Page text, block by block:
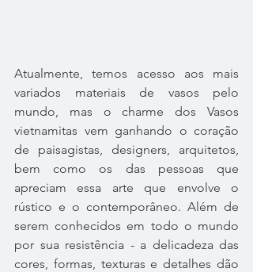
Atualmente, temos acesso aos mais
variados materiais de vasos pelo
mundo, mas o charme dos Vasos
vietnamitas vem ganhando o coração
de paisagistas, designers, arquitetos,
bem como os das pessoas que
apreciam essa arte que envolve o
rústico e o contemporâneo. Além de
serem conhecidos em todo o mundo
por sua resistência - a delicadeza das
cores, formas, texturas e detalhes dão